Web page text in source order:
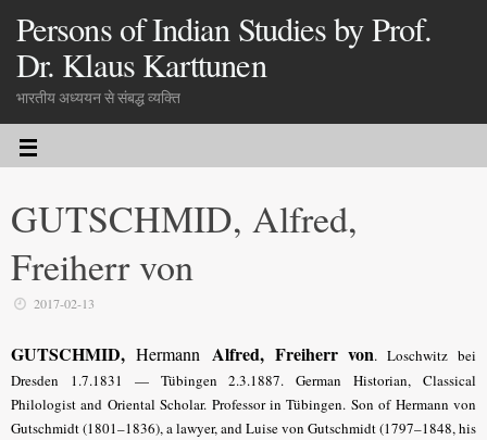
Persons of Indian Studies by Prof.
Dr. Klaus Karttunen
भारतीय अध्ययन से संबद्ध व्यक्ति
GUTSCHMID, Alfred,
Freiherr von
2017-02-13
GUTSCHMID, Hermann Alfred, Freiherr von. Loschwitz bei
Dresden 1.7.1831 — Tübingen 2.3.1887. German Historian, Classical
Philologist and Oriental Scholar. Professor in Tübingen. Son of Hermann von
Gutschmidt (1801–1836), a lawyer, and Luise von Gutschmidt (1797–1848, his